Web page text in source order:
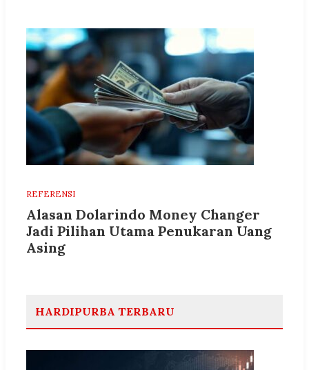
REFERENSI
Alasan Dolarindo Money Changer
Jadi Pilihan Utama Penukaran Uang
Asing
HARDIPURBA TERBARU